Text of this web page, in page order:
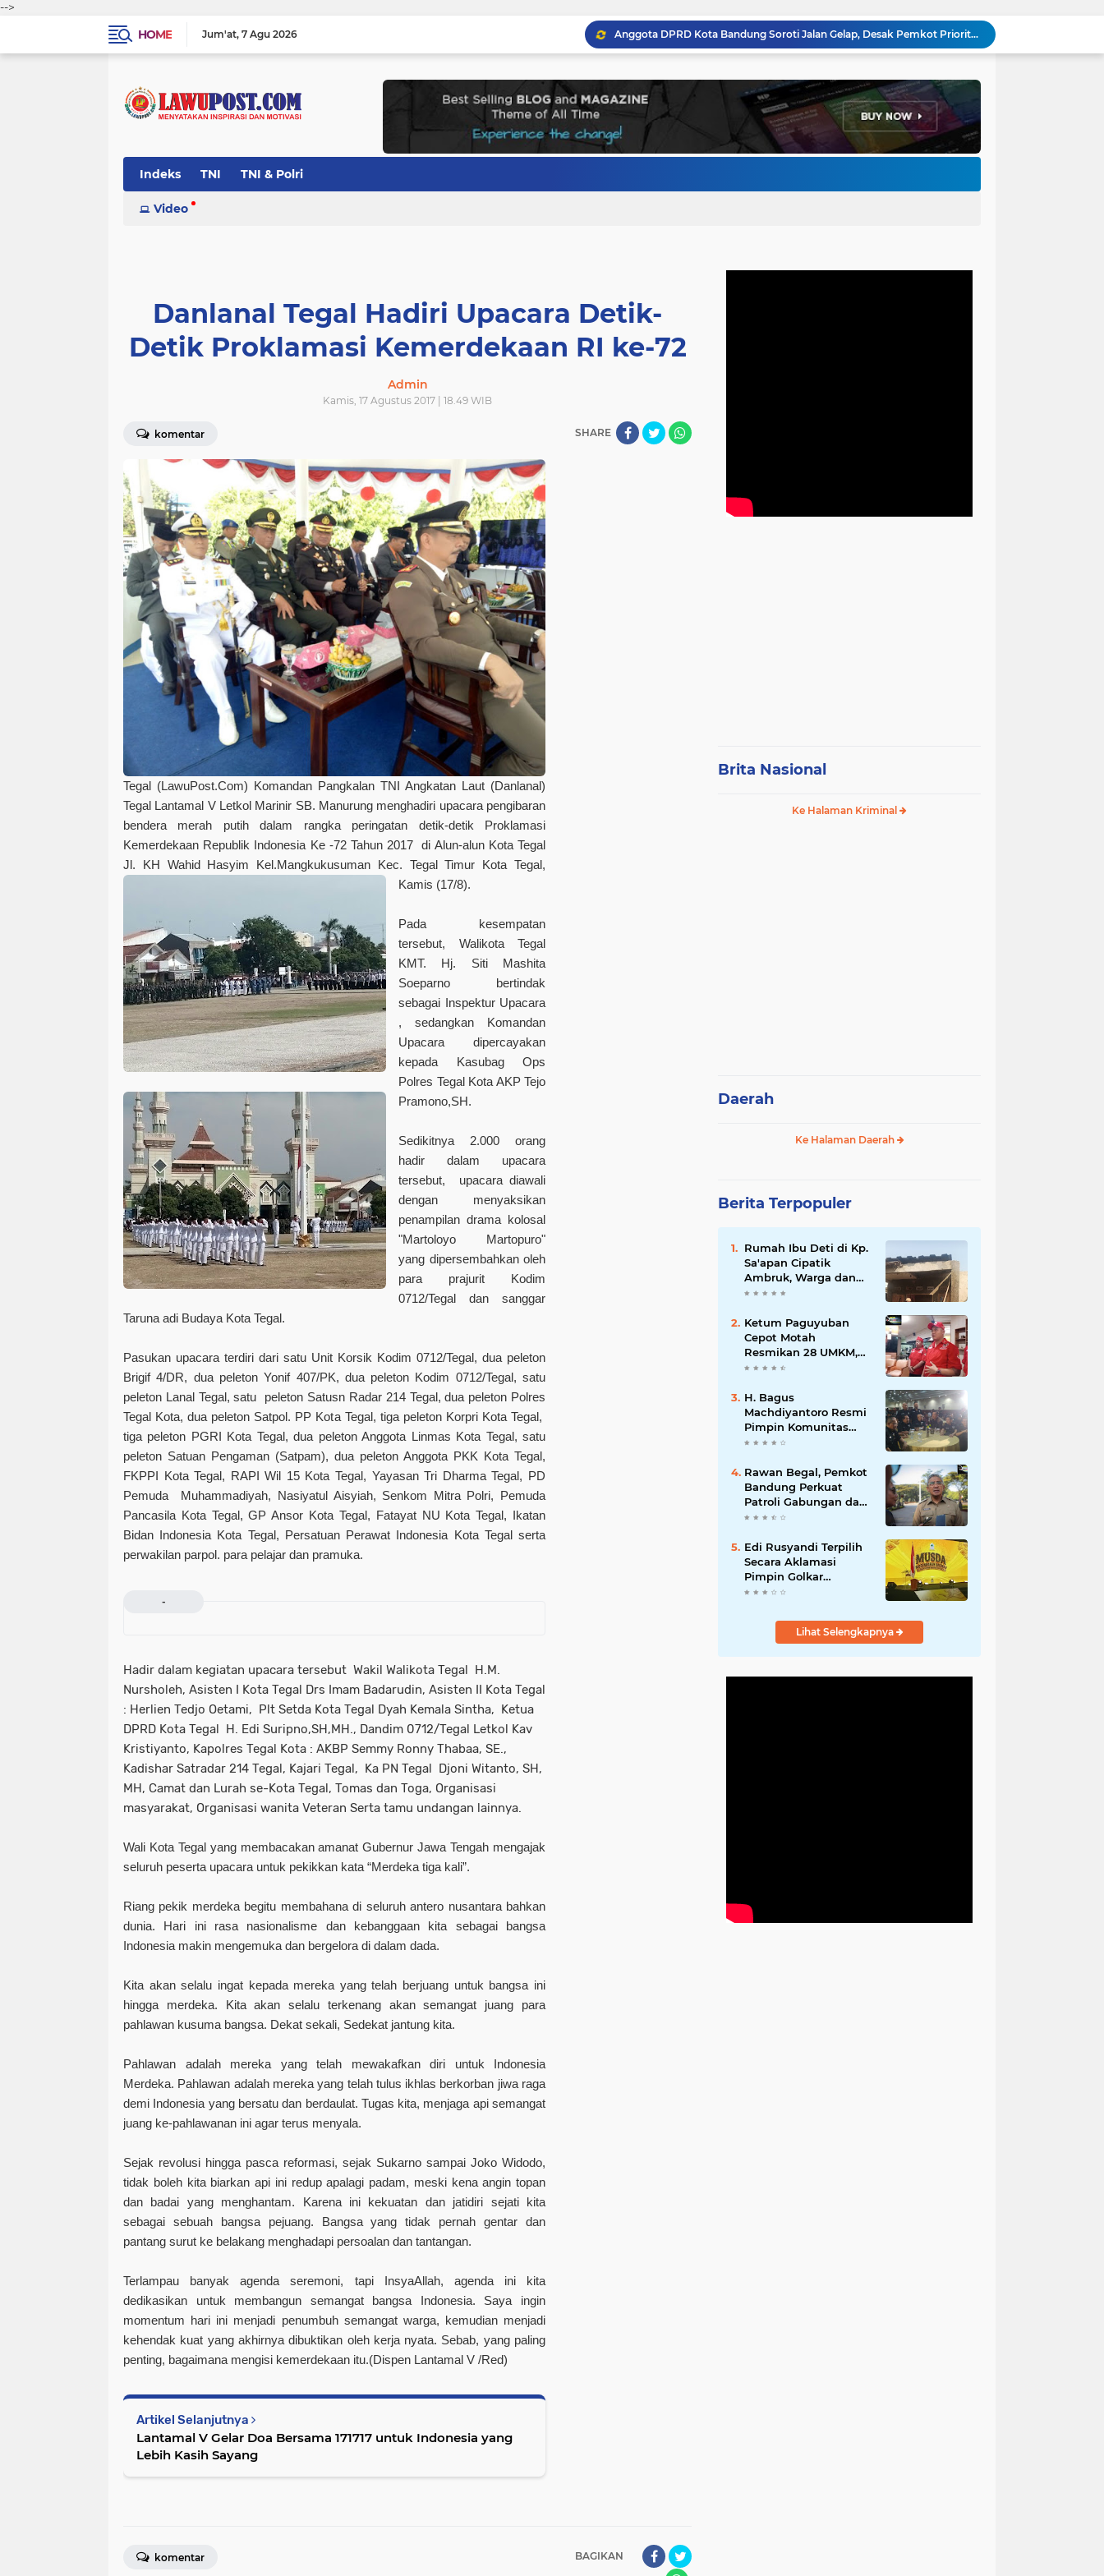
-->
HOME
Jum'at 7 Agu 2026
Anggota DPRD Kota Bandung Soroti Jalan Gelap, Desak Pemkot Prioritaskan Pembenahan PJU
Pemkot Bandung Gandeng Big Bad Wolf Hadirkan Festival Literasi Pages and Plates
Program Gaslah Kota Bandung Raih Apresiasi Pemerintah Pusat, Pengolahan Sampah Capai 30 Persen
Bupati Jeje Ritchie Ismail Rotasikan Kadishub dan Kadisbudpar, Serta Lantik Ratusan ASN Bandung Barat
Indeks TNI TNI & Polri
Video
Danlanal Tegal Hadiri Upacara Detik-
Detik Proklamasi Kemerdekaan RI ke-72
Admin
Kamis, 17 Agustus 2017 | 18.49 WIB
komentar SHARE
Tegal (LawuPost.Com) Komandan Pangkalan TNI Angkatan Laut (Danlanal)
Tegal Lantamal V Letkol Marinir SB. Manurung menghadiri upacara pengibaran
bendera merah putih dalam rangka peringatan detik-detik Proklamasi
Kemerdekaan Republik Indonesia Ke -72 Tahun 2017 di Alun-alun Kota Tegal
Jl. KH Wahid Hasyim Kel.Mangkukusuman Kec. Tegal Timur Kota Tegal,
Kamis (17/8).
Pada kesempatan
tersebut, Walikota Tegal
KMT. Hj. Siti Mashita
Soeparno bertindak
sebagai Inspektur Upacara
, sedangkan Komandan
Upacara dipercayakan
kepada Kasubag Ops
Polres Tegal Kota AKP Tejo
Pramono,SH.
Sedikitnya 2.000 orang
hadir dalam upacara
tersebut, upacara diawali
dengan menyaksikan
penampilan drama kolosal
"Martoloyo Martopuro"
yang dipersembahkan oleh
para prajurit Kodim
0712/Tegal dan sanggar
Taruna adi Budaya Kota Tegal.
Pasukan upacara terdiri dari satu Unit Korsik Kodim 0712/Tegal, dua peleton
Brigif 4/DR, dua peleton Yonif 407/PK, dua peleton Kodim 0712/Tegal, satu
peleton Lanal Tegal, satu peleton Satusn Radar 214 Tegal, dua peleton Polres
Tegal Kota, dua peleton Satpol. PP Kota Tegal, tiga peleton Korpri Kota Tegal,
tiga peleton PGRI Kota Tegal, dua peleton Anggota Linmas Kota Tegal, satu
peleton Satuan Pengaman (Satpam), dua peleton Anggota PKK Kota Tegal,
FKPPI Kota Tegal, RAPI Wil 15 Kota Tegal, Yayasan Tri Dharma Tegal, PD
Pemuda Muhammadiyah, Nasiyatul Aisyiah, Senkom Mitra Polri, Pemuda
Pancasila Kota Tegal, GP Ansor Kota Tegal, Fatayat NU Kota Tegal, Ikatan
Bidan Indonesia Kota Tegal, Persatuan Perawat Indonesia Kota Tegal serta
perwakilan parpol. para pelajar dan pramuka.
-
Hadir dalam kegiatan upacara tersebut Wakil Walikota Tegal H.M.
Nursholeh, Asisten I Kota Tegal Drs Imam Badarudin, Asisten II Kota Tegal
: Herlien Tedjo Oetami, Plt Setda Kota Tegal Dyah Kemala Sintha, Ketua
DPRD Kota Tegal H. Edi Suripno,SH,MH., Dandim 0712/Tegal Letkol Kav
Kristiyanto, Kapolres Tegal Kota : AKBP Semmy Ronny Thabaa, SE.,
Kadishar Satradar 214 Tegal, Kajari Tegal, Ka PN Tegal Djoni Witanto, SH,
MH, Camat dan Lurah se-Kota Tegal, Tomas dan Toga, Organisasi
masyarakat, Organisasi wanita Veteran Serta tamu undangan lainnya.
Wali Kota Tegal yang membacakan amanat Gubernur Jawa Tengah mengajak
seluruh peserta upacara untuk pekikkan kata “Merdeka tiga kali”.
Riang pekik merdeka begitu membahana di seluruh antero nusantara bahkan
dunia. Hari ini rasa nasionalisme dan kebanggaan kita sebagai bangsa
Indonesia makin mengemuka dan bergelora di dalam dada.
Kita akan selalu ingat kepada mereka yang telah berjuang untuk bangsa ini
hingga merdeka. Kita akan selalu terkenang akan semangat juang para
pahlawan kusuma bangsa. Dekat sekali, Sedekat jantung kita.
Pahlawan adalah mereka yang telah mewakafkan diri untuk Indonesia
Merdeka. Pahlawan adalah mereka yang telah tulus ikhlas berkorban jiwa raga
demi Indonesia yang bersatu dan berdaulat. Tugas kita, menjaga api semangat
juang ke-pahlawanan ini agar terus menyala.
Sejak revolusi hingga pasca reformasi, sejak Sukarno sampai Joko Widodo,
tidak boleh kita biarkan api ini redup apalagi padam, meski kena angin topan
dan badai yang menghantam. Karena ini kekuatan dan jatidiri sejati kita
sebagai sebuah bangsa pejuang. Bangsa yang tidak pernah gentar dan
pantang surut ke belakang menghadapi persoalan dan tantangan.
Terlampau banyak agenda seremoni, tapi InsyaAllah, agenda ini kita
dedikasikan untuk membangun semangat bangsa Indonesia. Saya ingin
momentum hari ini menjadi penumbuh semangat warga, kemudian menjadi
kehendak kuat yang akhirnya dibuktikan oleh kerja nyata. Sebab, yang paling
penting, bagaimana mengisi kemerdekaan itu.(Dispen Lantamal V /Red)
Artikel Selanjutnya
Lantamal V Gelar Doa Bersama 171717 untuk Indonesia yang
Lebih Kasih Sayang
BAGIKAN
komentar
Brita Nasional
Ke Halaman Kriminal
Daerah
Ke Halaman Daerah
Berita Terpopuler
Rumah Ibu Deti di Kp.
Sa'apan Cipatik
Ambruk, Warga dan
Pemdes Sigap Bantu
Ketum Paguyuban
Cepot Motah
Resmikan 28 UMKM,
Siap Gelar Festival
Jalan Braga
H. Bagus
Machdiyantoro Resmi
Pimpin Komunitas
BBC Periode 2026–
Solidaritas dan
Hadirkan Program
Nyata untuk
Masyarakat
Rawan Begal, Pemkot
Bandung Perkuat
Patroli Gabungan dan
Pengawasan Digital
Edi Rusyandi Terpilih
Secara Aklamasi
Pimpin Golkar
Bandung Barat,
Kepemimpinan
Harmonis "TurunLihat Selengkapnya